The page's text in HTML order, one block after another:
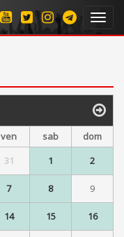
ven sab
dom
31 1 2
7 8 9
14 15 16